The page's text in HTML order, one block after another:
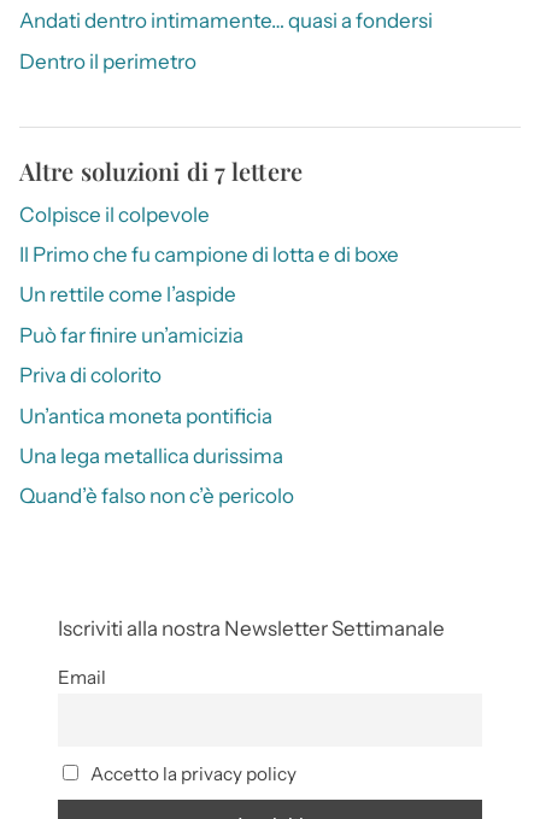
Andati dentro intimamente… quasi a fondersi
Dentro il perimetro
Altre soluzioni di 7 lettere
Colpisce il colpevole
Il Primo che fu campione di lotta e di boxe
Un rettile come l’aspide
Può far finire un’amicizia
Priva di colorito
Un’antica moneta pontificia
Una lega metallica durissima
Quand’è falso non c’è pericolo
Iscriviti alla nostra Newsletter Settimanale
Email
Accetto la privacy policy